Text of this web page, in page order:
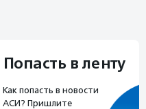
Попасть в ленту
Как попасть в новости
АСИ? Пришлите